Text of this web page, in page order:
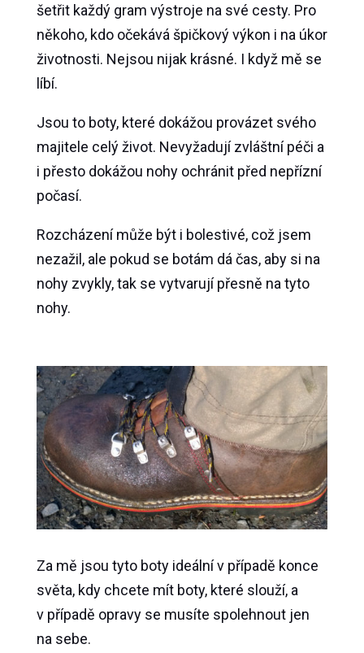
šetřit každý gram výstroje na své cesty. Pro
někoho, kdo očekává špičkový výkon i na úkor
životnosti. Nejsou nijak krásné. I když mě se
líbí.
Jsou to boty, které dokážou provázet svého
majitele celý život. Nevyžadují zvláštní péči a
i přesto dokážou nohy ochránit před nepřízní
počasí.
Rozcházení může být i bolestivé, což jsem
nezažil, ale pokud se botám dá čas, aby si na
nohy zvykly, tak se vytvarují přesně na tyto
nohy.
Za mě jsou tyto boty ideální v případě konce
světa, kdy chcete mít boty, které slouží, a
v případě opravy se musíte spolehnout jen
na sebe.